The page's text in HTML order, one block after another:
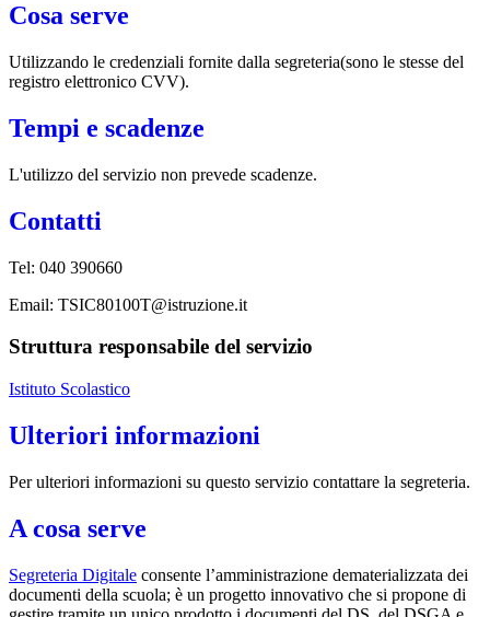
Cosa serve
Utilizzando le credenziali fornite dalla segreteria(sono le stesse del
registro elettronico CVV).
Tempi e scadenze
L'utilizzo del servizio non prevede scadenze.
Contatti
Tel: 040 390660
Email: TSIC80100T@istruzione.it
Struttura responsabile del servizio
Istituto Scolastico
Ulteriori informazioni
Per ulteriori informazioni su questo servizio contattare la segreteria.
A cosa serve
Segreteria Digitale consente l’amministrazione dematerializzata dei
documenti della scuola; è un progetto innovativo che si propone di